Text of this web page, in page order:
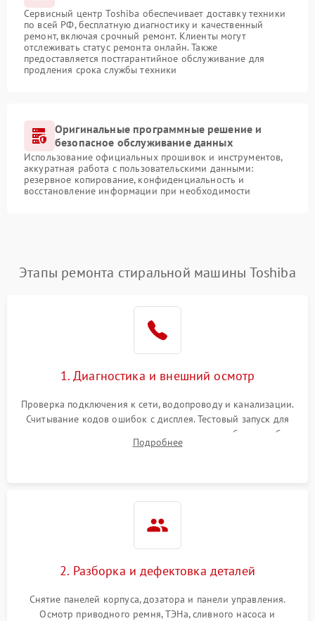
Сервисный центр Toshiba обеспечивает доставку техники
по всей РФ, бесплатную диагностику и качественный
ремонт, включая срочный ремонт. Клиенты могут
отслеживать статус ремонта онлайн. Также
предоставляется постгарантийное обслуживание для
продления срока службы техники
Оригинальные программные решение и
безопасное обслуживание данных
Использование официальных прошивок и инструментов,
аккуратная работа с пользовательскими данными:
резервное копирование, конфиденциальность и
восстановление информации при необходимости
Этапы ремонта стиральной машины Toshiba
1. Диагностика и внешний осмотр
Проверка подключения к сети, водопроводу и канализации.
Считывание кодов ошибок с дисплея. Тестовый запуск для
выявления посторонних шумов, протечек или сбоев в работе
электронного модуля управления.
Подробнее
2. Разборка и дефектовка деталей
Снятие панелей корпуса, дозатора и панели управления.
Осмотр приводного ремня, ТЭНа, сливного насоса и